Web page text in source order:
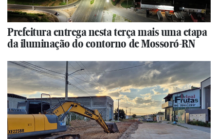
Prefeitura entrega nesta terça mais uma etapa
da iluminação do contorno de Mossoró-RN